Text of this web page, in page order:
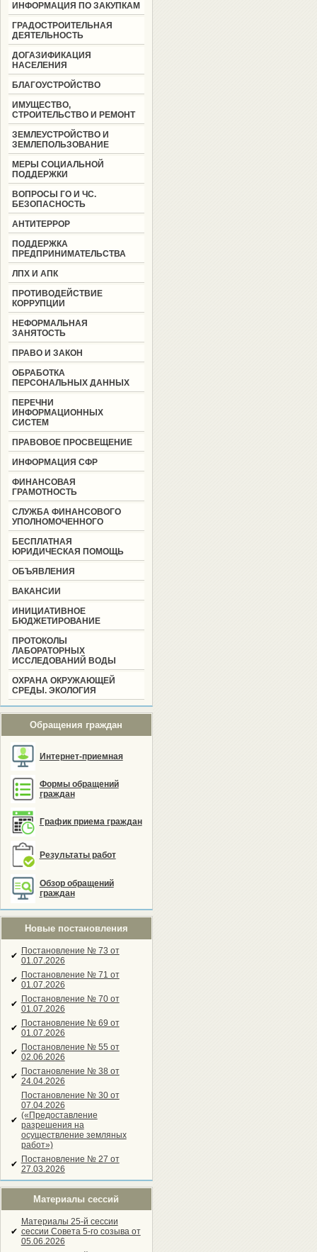
ИНФОРМАЦИЯ ПО ЗАКУПКАМ
ГРАДОСТРОИТЕЛЬНАЯ
ДЕЯТЕЛЬНОСТЬ
ДОГАЗИФИКАЦИЯ
НАСЕЛЕНИЯ
БЛАГОУСТРОЙСТВО
ИМУЩЕСТВО,
СТРОИТЕЛЬСТВО И РЕМОНТ
ЗЕМЛЕУСТРОЙСТВО И
ЗЕМЛЕПОЛЬЗОВАНИЕ
МЕРЫ СОЦИАЛЬНОЙ
ПОДДЕРЖКИ
ВОПРОСЫ ГО И ЧС.
БЕЗОПАСНОСТЬ
АНТИТЕРРОР
ПОДДЕРЖКА
ПРЕДПРИНИМАТЕЛЬСТВА
ЛПХ И АПК
ПРОТИВОДЕЙСТВИЕ
КОРРУПЦИИ
НЕФОРМАЛЬНАЯ
ЗАНЯТОСТЬ
ПРАВО И ЗАКОН
ОБРАБОТКА
ПЕРСОНАЛЬНЫХ ДАННЫХ
ПЕРЕЧНИ
ИНФОРМАЦИОННЫХ
СИСТЕМ
ПРАВОВОЕ ПРОСВЕЩЕНИЕ
ИНФОРМАЦИЯ СФР
ФИНАНСОВАЯ
ГРАМОТНОСТЬ
СЛУЖБА ФИНАНСОВОГО
УПОЛНОМОЧЕННОГО
БЕСПЛАТНАЯ
ЮРИДИЧЕСКАЯ ПОМОЩЬ
ОБЪЯВЛЕНИЯ
ВАКАНСИИ
ИНИЦИАТИВНОЕ
БЮДЖЕТИРОВАНИЕ
ПРОТОКОЛЫ
ЛАБОРАТОРНЫХ
ИССЛЕДОВАНИЙ ВОДЫ
ОХРАНА ОКРУЖАЮЩЕЙ
СРЕДЫ. ЭКОЛОГИЯ
Обращения граждан
Интернет-приемная
Формы обращений
граждан
График приема граждан
Результаты работ
Обзор обращений
граждан
Новые постановления
✔ Постановление № 73 от
01.07.2026
✔ Постановление № 71 от
01.07.2026
✔ Постановление № 70 от
01.07.2026
✔ Постановление № 69 от
01.07.2026
✔ Постановление № 55 от
02.06.2026
✔ Постановление № 38 от
24.04.2026
✔
Постановление № 30 от
07.04.2026
(«Предоставление
разрешения на
осуществление земляных
работ»)
✔ Постановление № 27 от
27.03.2026
Материалы сессий
✔
Материалы 25-й сессии
сессии Совета 5-го созыва от
05.06.2026